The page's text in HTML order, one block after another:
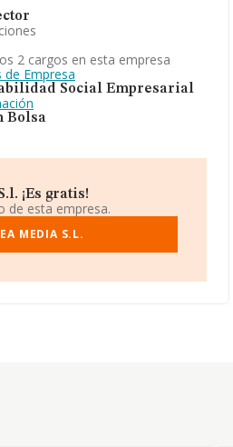
2 cargos en esta empresa
de Empresa
Social Empresarial
Bolsa
¡Es gratis!
de esta empresa.
MEDIA S.L.